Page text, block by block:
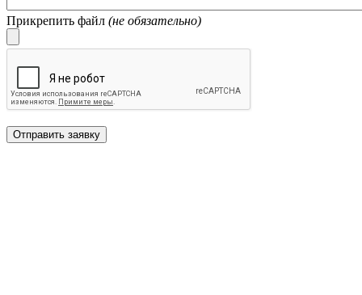
Прикрепить файл (не обязательно)
Отправить заявку